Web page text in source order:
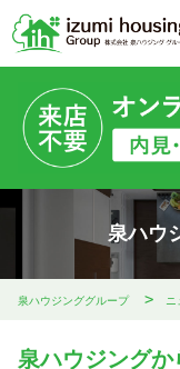
泉ハウ
泉ハウジンググループ ニ
泉ハウジング